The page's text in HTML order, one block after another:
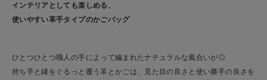
ご利用ガイド
ショップリスト
インテリアとしても楽しめる、
使いやすい革手タイプのかごバッグ
ひとつひとつ職人の手によって編まれたナチュラルな風合いが◎
持ち手と縁をぐるっと覆う革とかごは、見た目の良さと使い勝手の良さを